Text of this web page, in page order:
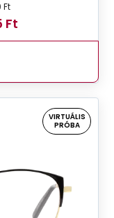
Ft
Ft
VIRTUÁLIS
PRÓBA